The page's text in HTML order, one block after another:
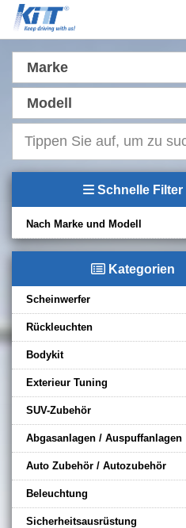
Marke
Modell
Schnelle Filter
Nach Marke und Modell
Kategorien
Scheinwerfer
Rückleuchten
Bodykit
Exterieur Tuning
SUV-Zubehör
Abgasanlagen / Auspuffanlagen
Auto Zubehör / Autozubehör
Beleuchtung
Sicherheitsausrüstung